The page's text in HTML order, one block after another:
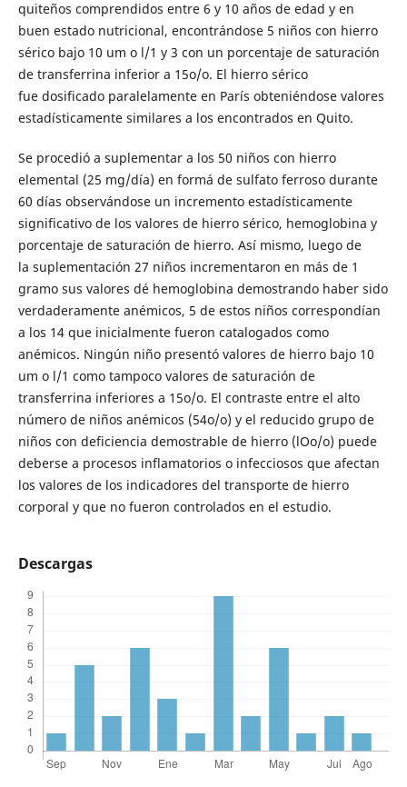
quiteños comprendidos entre 6 y 10 años de edad y en
buen estado nutricional, encontrándose 5 niños con hierro
sérico bajo 10 um o l/1 y 3 con un porcentaje de saturación
de transferrina inferior a 15o/o. El hierro sérico
fue dosificado paralelamente en París obteniéndose valores
estadísticamente similares a los encontrados en Quito.
Se procedió a suplementar a los 50 niños con hierro
elemental (25 mg/día) en formá de sulfato ferroso durante
60 días observándose un incremento estadísticamente
significativo de los valores de hierro sérico, hemoglobina y
porcentaje de saturación de hierro. Así mismo, luego de
la suplementación 27 niños incrementaron en más de 1
gramo sus valores dé hemoglobina demostrando haber sido
verdaderamente anémicos, 5 de estos niños correspondían
a los 14 que inicialmente fueron catalogados como
anémicos. Ningún niño presentó valores de hierro bajo 10
um o l/1 como tampoco valores de saturación de
transferrina inferiores a 15o/o. El contraste entre el alto
número de niños anémicos (54o/o) y el reducido grupo de
niños con deficiencia demostrable de hierro (lOo/o) puede
deberse a procesos inflamatorios o infecciosos que afectan
los valores de los indicadores del transporte de hierro
corporal y que no fueron controlados en el estudio.
Descargas